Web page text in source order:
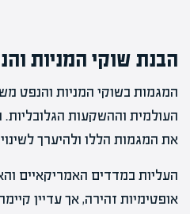
הבנת שוקי המניות
המגמות בשוקי המניות והנפט
העולמית וההשקעות
את המגמות הללו ולהיערך
העליות במדדים האמריקאיים
אופטימיות זהירה, אך עדיין